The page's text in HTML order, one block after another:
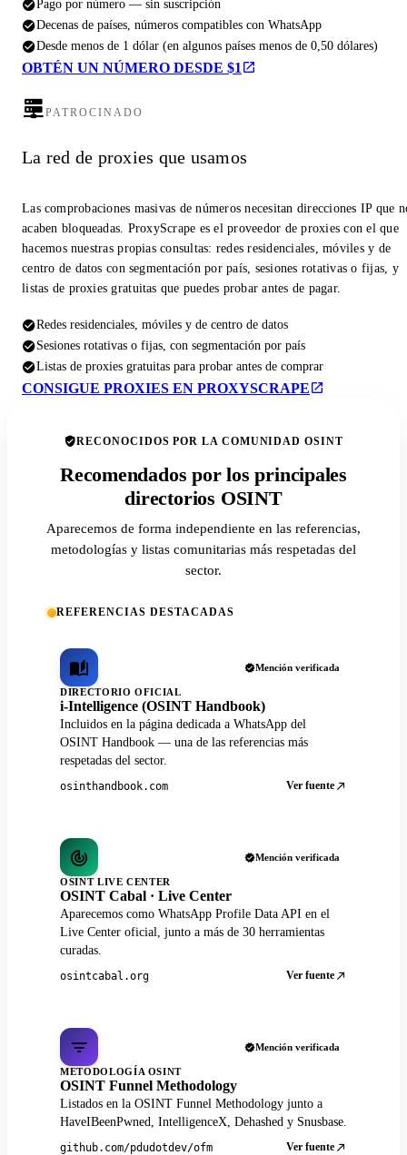
Pago por número — sin suscripción
Decenas de países, números compatibles con WhatsApp
Desde menos de 1 dólar (en algunos países menos de 0,50 dólares)
OBTÉN UN NÚMERO DESDE $1
PATROCINADO
La red de proxies que usamos
Las comprobaciones masivas de números necesitan direcciones IP que
acaben bloqueadas. ProxyScrape es el proveedor de proxies con el que
hacemos nuestras propias consultas: redes residenciales, móviles y de
centro de datos con segmentación por país, sesiones rotativas o fijas, y
listas de proxies gratuitas que puedes probar antes de pagar.
Redes residenciales, móviles y de centro de datos
Sesiones rotativas o fijas, con segmentación por país
Listas de proxies gratuitas para probar antes de comprar
CONSIGUE PROXIES EN PROXYSCRAPE
RECONOCIDOS POR LA COMUNIDAD OSINT
Recomendados por los principales
directorios OSINT
Aparecemos de forma independiente en las referencias,
metodologías y listas comunitarias más respetadas del
sector.
REFERENCIAS DESTACADAS
Mención verificada
DIRECTORIO OFICIAL
i-Intelligence (OSINT Handbook)
Incluidos en la página dedicada a WhatsApp del
OSINT Handbook — una de las referencias más
respetadas del sector.
osinthandbook.com Ver fuente
Mención verificada
OSINT LIVE CENTER
OSINT Cabal · Live Center
Aparecemos como WhatsApp Profile Data API en el
Live Center oficial, junto a más de 30 herramientas
curadas.
osintcabal.org Ver fuente
Mención verificada
METODOLOGÍA OSINT
OSINT Funnel Methodology
Listados en la OSINT Funnel Methodology junto a
HaveIBeenPwned, IntelligenceX, Dehashed y Snusbase.
github.com/pdudotdev/ofm Ver fuente